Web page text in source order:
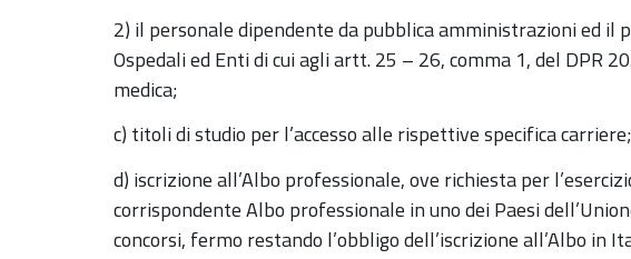
2) il personale dipendente da pubblica amministrazioni ed il
Ospedali ed Enti di cui agli artt. 25 – 26, comma 1, del DPR
medica;
c) titoli di studio per l’accesso alle rispettive specifica carriere;
d) iscrizione all’Albo professionale, ove richiesta per
corrispondente Albo professionale in uno dei Paesi
concorsi, fermo restando l’obbligo dell’iscrizione all’Albo in